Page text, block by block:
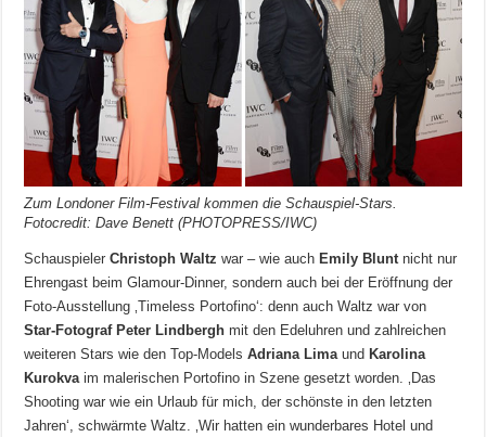
Zum Londoner Film-Festival kommen die Schauspiel-Stars.
Fotocredit: Dave Benett (PHOTOPRESS/IWC)
SchauspielerChristoph Waltz war – wie auch Emily Blunt nicht nur
Ehrengast beim Glamour-Dinner, sondern auch bei der Eröffnung der
Foto-Ausstellung ‚Timeless Portofino‘: denn auch Waltz war von
Star-Fotograf Peter Lindbergh mit den Edeluhren und zahlreichen
weiteren Stars wie den Top-Models Adriana Lima und Karolina
Kurokva im malerischen Portofino in Szene gesetzt worden. ‚Das
Shooting war wie ein Urlaub für mich, der schönste in den letzten
Jahren‘, schwärmte Waltz. ‚Wir hatten ein wunderbares Hotel und